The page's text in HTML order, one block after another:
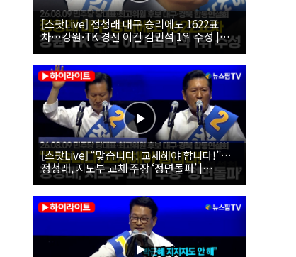
[스팟Live] 정청래 대구 승리에도 1622표
차…강원·TK 경선 이긴 김민석 1위 수성 |
26.08.09 더불어민주당 당대표·최고위원 후
보 대구·경북 합동연설회
[스팟Live] “맞습니다! 교체해야 합니다!”…
정청래, 지도부 교체 주장 ‘정면돌파’ |
26.08.09 더불어민주당 당대표·최고위원 후
보 대구·경북 합동연설회